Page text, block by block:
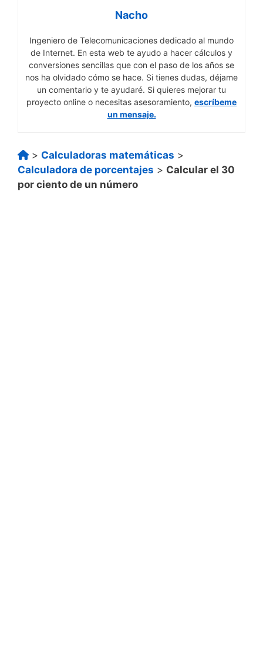
Nacho
Ingeniero de Telecomunicaciones dedicado al mundo
de Internet. En esta web te ayudo a hacer cálculos y
conversiones sencillas que con el paso de los años se
nos ha olvidado cómo se hace. Si tienes dudas, déjame
un comentario y te ayudaré. Si quieres mejorar tu
proyecto online o necesitas asesoramiento, escríbeme
un mensaje.
> Calculadoras matemáticas >
Calculadora de porcentajes > Calcular el 30
por ciento de un número